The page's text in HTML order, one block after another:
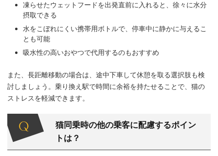
凍らせたウェットフードを出発直前に入れると、徐々に水分
摂取できる
水をこぼれにくい携帯用ボトルで、停車中に静かに与えるこ
とも可能
吸水性の高いおやつで代用するのもおすすめ
また、長距離移動の場合は、途中下車して休憩を取る選択肢も検
討しましょう。乗り換え駅で時間に余裕を持たせることで、猫の
ストレスを軽減できます。
猫同乗時の他の乗客に配慮するポイン
トは？